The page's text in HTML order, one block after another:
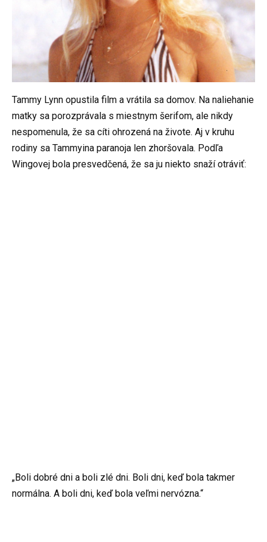
Tammy Lynn opustila film a vrátila sa domov. Na naliehanie
matky sa porozprávala s miestnym šerifom, ale nikdy
nespomenula, že sa cíti ohrozená na živote. Aj v kruhu
rodiny sa Tammyina paranoja len zhoršovala. Podľa
Wingovej bola presvedčená, že sa ju niekto snaží otráviť:
„Boli dobré dni a boli zlé dni. Boli dni, keď bola takmer
normálna. A boli dni, keď bola veľmi nervózna.“